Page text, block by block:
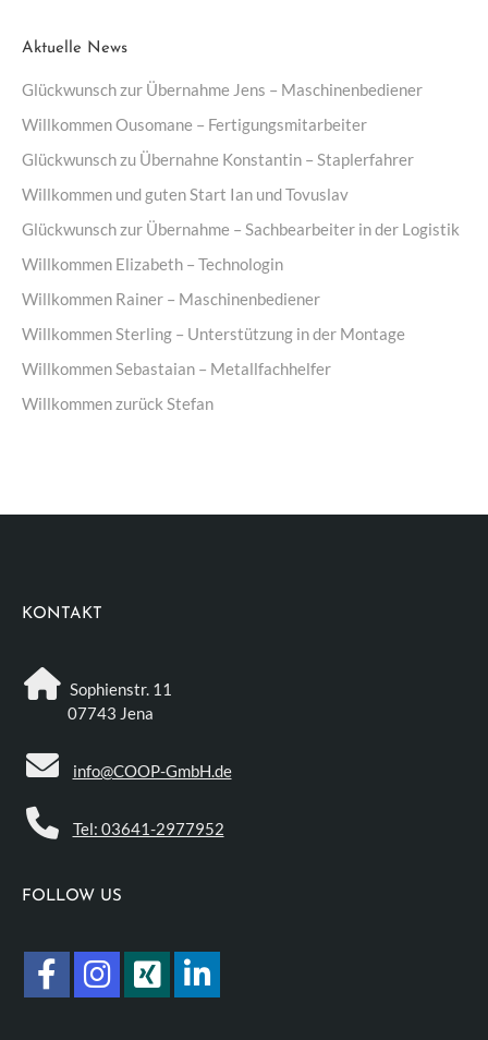
Aktuelle News
Glückwunsch zur Übernahme Jens – Maschinenbediener
Willkommen Ousomane – Fertigungsmitarbeiter
Glückwunsch zu Übernahne Konstantin – Staplerfahrer
Willkommen und guten Start Ian und Tovuslav
Glückwunsch zur Übernahme – Sachbearbeiter in der Logistik
Willkommen Elizabeth – Technologin
Willkommen Rainer – Maschinenbediener
Willkommen Sterling – Unterstützung in der Montage
Willkommen Sebastaian – Metallfachhelfer
Willkommen zurück Stefan
KONTAKT
Sophienstr. 11
07743 Jena
info@COOP-GmbH.de
Tel: 03641-2977952
FOLLOW US